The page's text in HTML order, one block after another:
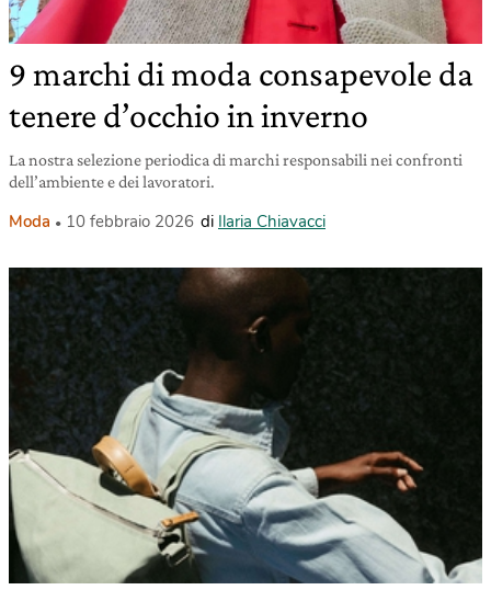
9 marchi di moda consapevole da
tenere d’occhio in inverno
La nostra selezione periodica di marchi responsabili nei confronti
dell’ambiente e dei lavoratori.
Moda 10 febbraio 2026 di Ilaria Chiavacci